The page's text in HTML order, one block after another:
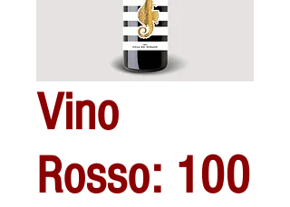
Vino
Rosso: 100